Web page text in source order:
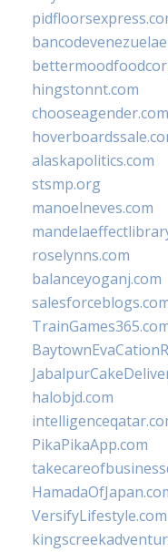
hingstonnt.com
chooseagender.com
alaskapolitics.com
stsmp.org
manoelneves.com
roselynns.com
balanceyoganj.com
halobjd.com
PikaPikaApp.com
VersifyLifestyle.com